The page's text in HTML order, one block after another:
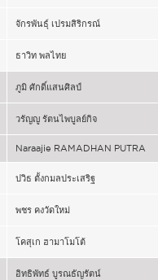
จักรพันธุ์ เปรมสิริกรณ์
ธาวิท พลไทย
ภูมิ ศักดิ์แสนศิลป์
วรัญญู รัตนไพบูลย์กิจ
Naraajie RAMADHAN PUTRA
ปวิธ ตั้งกมลประเสริฐ
พชร คงวัดใหม่
โคสุเก ฮามาโมโต้
อิทธิพัทธ์ บูรณธัญรัตน์